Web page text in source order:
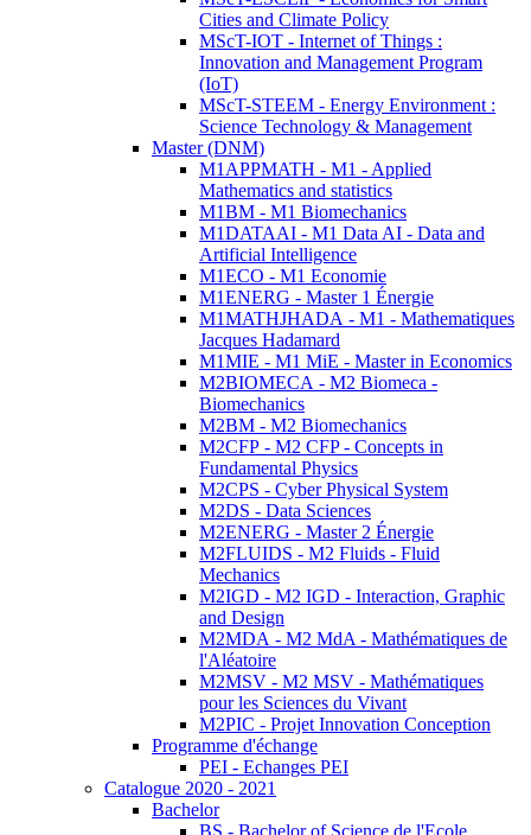
Cities and Climate Policy
MScT-IOT - Internet of Things :
Innovation and Management Program
(IoT)
MScT-STEEM - Energy Environment :
Science Technology & Management
Master (DNM)
M1APPMATH - M1 - Applied
Mathematics and statistics
M1BM - M1 Biomechanics
M1DATAAI - M1 Data AI - Data and
Artificial Intelligence
M1ECO - M1 Economie
M1ENERG - Master 1 Énergie
M1MATHJHADA - M1 - Mathematiques
Jacques Hadamard
M1MIE - M1 MiE - Master in Economics
M2BIOMECA - M2 Biomeca -
Biomechanics
M2BM - M2 Biomechanics
M2CFP - M2 CFP - Concepts in
Fundamental Physics
M2CPS - Cyber Physical System
M2DS - Data Sciences
M2ENERG - Master 2 Énergie
M2FLUIDS - M2 Fluids - Fluid
Mechanics
M2IGD - M2 IGD - Interaction, Graphic
and Design
M2MDA - M2 MdA - Mathématiques de
l'Aléatoire
M2MSV - M2 MSV - Mathématiques
pour les Sciences du Vivant
M2PIC - Projet Innovation Conception
Programme d'échange
PEI - Echanges PEI
Catalogue 2020 - 2021
Bachelor
BS - Bachelor of Science de l'Ecole